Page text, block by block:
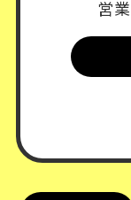
営